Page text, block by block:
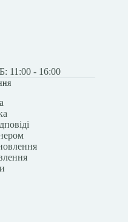
11:00 - 16:00